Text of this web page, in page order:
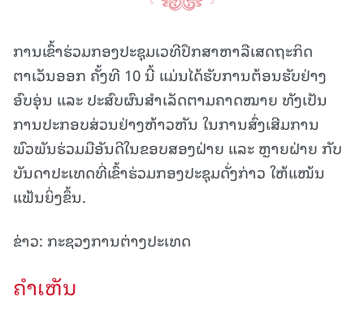
ການເຂົ້າຮ່ວມກອງປະຊຸມເວທີປຶກສາຫາລືເສດຖະກິດ
ຕາເວັນອອກ ຄັ້ງທີ 10 ນີ້ ແມ່ນໄດ້ຮັບການຕ້ອນຮັບຢ່າງ
ອົບອຸ່ນ ແລະ ປະສົບຜົນສໍາເລັດຕາມຄາດໝາຍ ທັງເປັນ
ການປະກອບສ່ວນຢ່າງຫ້າວຫັນ ໃນການສົ່ງເສີມການ
ພົວພັນຮ່ວມມືອັນດີໃນຂອບສອງຝ່າຍ ແລະ ຫຼາຍຝ່າຍ ກັບ
ບັນດາປະເທດທີ່ເຂົ້າຮ່ວມກອງປະຊຸມດັ່ງກ່າວ ໃຫ້ແໜ້ນ
ແຟ້ນຍິ່ງຂຶ້ນ.
ຂ່າວ: ກະຊວງການຕ່າງປະເທດ
ຄໍາເຫັນ